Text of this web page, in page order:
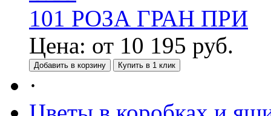
101 РОЗА ГРАН ПРИ
Цена: от 10 195 руб.
Добавить в корзину Купить в 1 клик
·